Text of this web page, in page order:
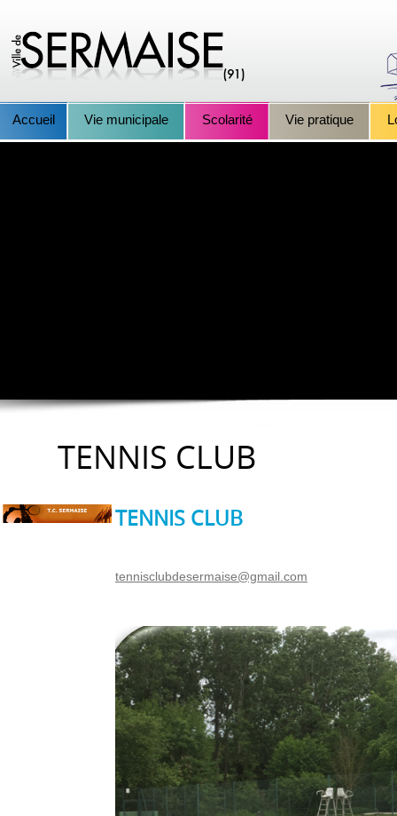
Accueil Vie municipale Scolarité Vie pratique
TENNIS CLUB
TENNIS CLUB
tennisclubdesermaise@gmail.com